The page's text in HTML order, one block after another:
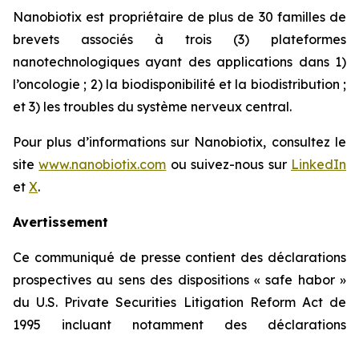
Nanobiotix est propriétaire de plus de 30 familles de
brevets associés à trois (3) plateformes
nanotechnologiques ayant des applications dans 1)
l’oncologie ; 2) la biodisponibilité et la biodistribution ;
et 3) les troubles du système nerveux central.
Pour plus d’informations sur Nanobiotix, consultez le
sitewww.nanobiotix.com ou suivez-nous sur LinkedIn
et X.
Avertissement
Ce communiqué de presse contient des déclarations
prospectives au sens des dispositions « safe habor »
du U.S. Private Securities Litigation Reform Act de
1995 incluant notamment des déclarations